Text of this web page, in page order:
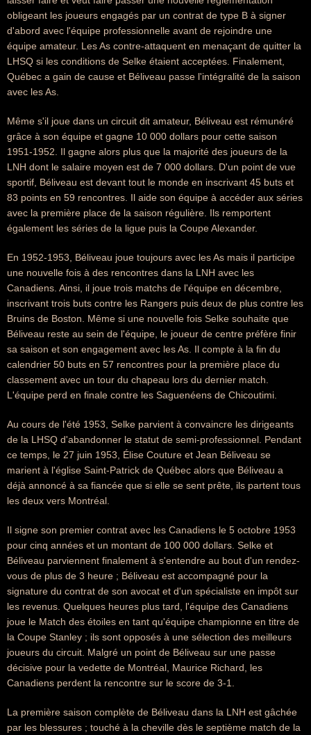
obligeant les joueurs engagés par un contrat de type B à signer
d'abord avec l'équipe professionnelle avant de rejoindre une
équipe amateur. Les As contre-attaquent en menaçant de quitter la
LHSQ si les conditions de Selke étaient acceptées. Finalement,
Québec a gain de cause et Béliveau passe l'intégralité de la saison
avec les As.
Même s'il joue dans un circuit dit amateur, Béliveau est rémunéré
grâce à son équipe et gagne 10 000 dollars pour cette saison
1951-1952. Il gagne alors plus que la majorité des joueurs de la
LNH dont le salaire moyen est de 7 000 dollars. D'un point de vue
sportif, Béliveau est devant tout le monde en inscrivant 45 buts et
83 points en 59 rencontres. Il aide son équipe à accéder aux séries
avec la première place de la saison régulière. Ils remportent
également les séries de la ligue puis la Coupe Alexander.
En 1952-1953, Béliveau joue toujours avec les As mais il participe
une nouvelle fois à des rencontres dans la LNH avec les
Canadiens. Ainsi, il joue trois matchs de l'équipe en décembre,
inscrivant trois buts contre les Rangers puis deux de plus contre les
Bruins de Boston. Même si une nouvelle fois Selke souhaite que
Béliveau reste au sein de l'équipe, le joueur de centre préfère finir
sa saison et son engagement avec les As. Il compte à la fin du
calendrier 50 buts en 57 rencontres pour la première place du
classement avec un tour du chapeau lors du dernier match.
L'équipe perd en finale contre les Saguenéens de Chicoutimi.
Au cours de l'été 1953, Selke parvient à convaincre les dirigeants
de la LHSQ d'abandonner le statut de semi-professionnel. Pendant
ce temps, le 27 juin 1953, Élise Couture et Jean Béliveau se
marient à l'église Saint-Patrick de Québec alors que Béliveau a
déjà annoncé à sa fiancée que si elle se sent prête, ils partent tous
les deux vers Montréal.
Il signe son premier contrat avec les Canadiens le 5 octobre 1953
pour cinq années et un montant de 100 000 dollars. Selke et
Béliveau parviennent finalement à s'entendre au bout d'un rendez-
vous de plus de 3 heure ; Béliveau est accompagné pour la
signature du contrat de son avocat et d'un spécialiste en impôt sur
les revenus. Quelques heures plus tard, l'équipe des Canadiens
joue le Match des étoiles en tant qu'équipe championne en titre de
la Coupe Stanley ; ils sont opposés à une sélection des meilleurs
joueurs du circuit. Malgré un point de Béliveau sur une passe
décisive pour la vedette de Montréal, Maurice Richard, les
Canadiens perdent la rencontre sur le score de 3-1.
La première saison complète de Béliveau dans la LNH est gâchée
par les blessures ; touché à la cheville dès le septième match de la